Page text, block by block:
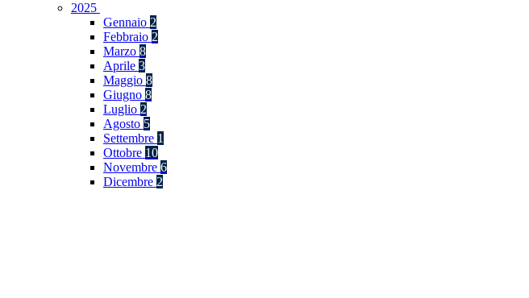
2025
Gennaio 2
Febbraio 2
Marzo 8
Aprile 3
Maggio 8
Giugno 8
Luglio 2
Agosto 5
Settembre 1
Ottobre 10
Novembre 6
Dicembre 2